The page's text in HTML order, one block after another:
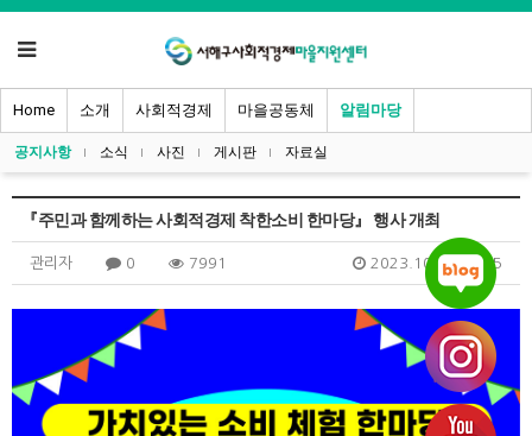
Home 소개 사회적경제 마을공동체 알림마당
공지사항 소식 사진 게시판 자료실
『주민과 함께하는 사회적경제 착한소비 한마당』 행사 개최
관리자 0 7991 2023.10.19 19:15